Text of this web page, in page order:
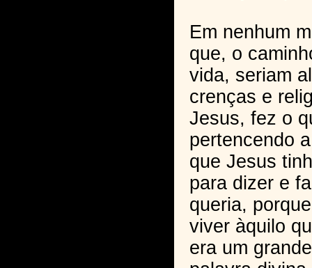
Em nenhum
que, o
vida, seriam
crenças e
Jesus, fez o
pertencendo
que Jesus
para dizer e
queria,
viver àquilo
era um